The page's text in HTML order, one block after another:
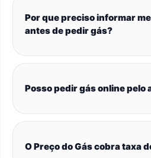
Por que preciso informar
antes de pedir gás?
Posso pedir gás online pelo
O Preço do Gás cobra taxa